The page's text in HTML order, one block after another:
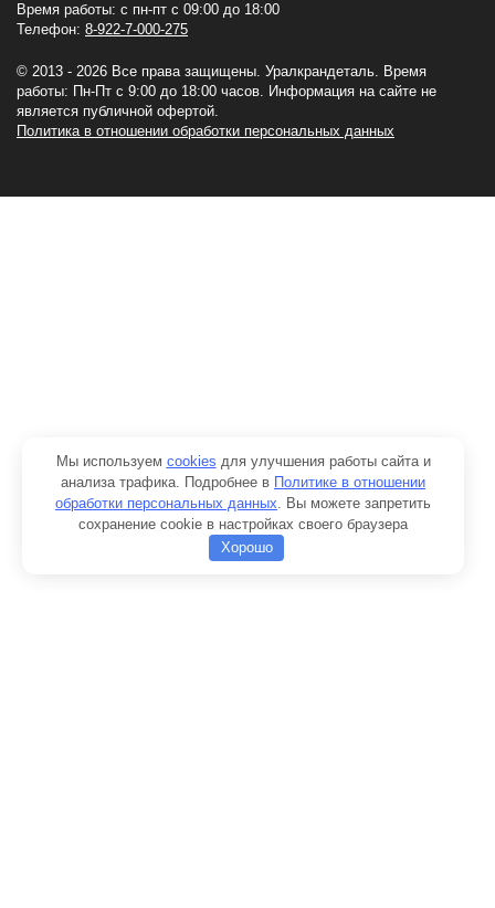
Время работы: с пн-пт с 09:00 до 18:00
Телефон: 8-922-7-000-275
© 2013 - 2026 Все права защищены. Уралкрандеталь. Время
работы: Пн-Пт c 9:00 до 18:00 часов. Информация на сайте не
является публичной офертой.
Политика в отношении обработки персональных данных
Мы используем cookies для улучшения работы сайта и
анализа трафика. Подробнее в Политике в отношении
обработки персональных данных . Вы можете запретить
сохранение cookie в настройках своего браузера
Хорошо